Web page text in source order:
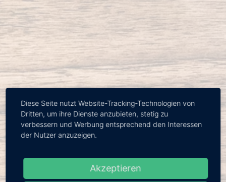
Jobs
Diese Seite nutzt Website-Tracking-Technologien von
Dritten, um ihre Dienste anzubieten, stetig zu
verbessern und Werbung entsprechend den Interessen
der Nutzer anzuzeigen.
Akzeptieren